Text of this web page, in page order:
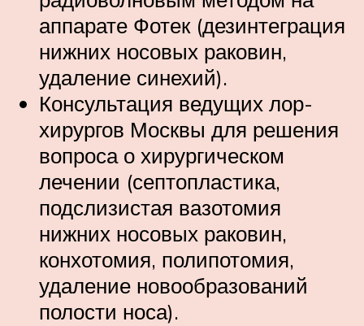
аппарате Фотек (дезинтеграция
нижних носовых раковин,
удаление синехий).
Консультация ведущих лор-
хирургов Москвы для решения
вопроса о хирургическом
лечении (септопластика,
подслизистая вазотомия
нижних носовых раковин,
конхотомия, полипотомия,
удаление новообразований
полости носа).